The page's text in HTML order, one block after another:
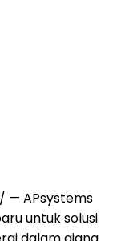
— APsystems
untuk solusi